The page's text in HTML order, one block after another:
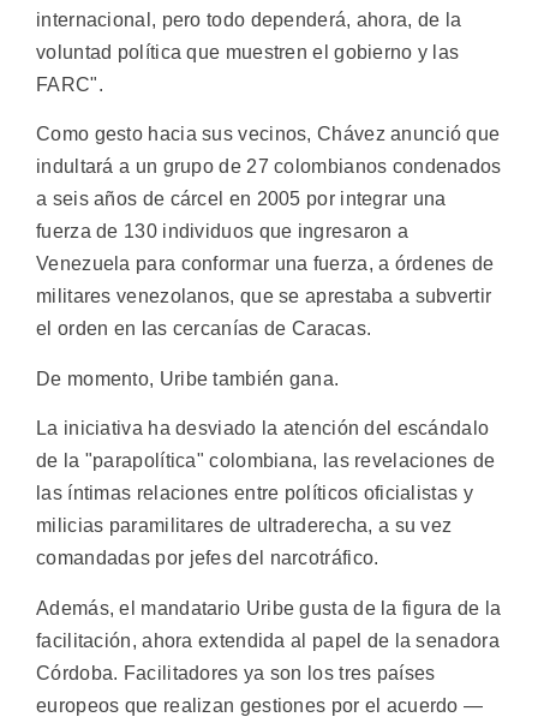
internacional, pero todo dependerá, ahora, de la
voluntad política que muestren el gobierno y las
FARC".
Como gesto hacia sus vecinos, Chávez anunció que
indultará a un grupo de 27 colombianos condenados
a seis años de cárcel en 2005 por integrar una
fuerza de 130 individuos que ingresaron a
Venezuela para conformar una fuerza, a órdenes de
militares venezolanos, que se aprestaba a subvertir
el orden en las cercanías de Caracas.
De momento, Uribe también gana.
La iniciativa ha desviado la atención del escándalo
de la "parapolítica" colombiana, las revelaciones de
las íntimas relaciones entre políticos oficialistas y
milicias paramilitares de ultraderecha, a su vez
comandadas por jefes del narcotráfico.
Además, el mandatario Uribe gusta de la figura de la
facilitación, ahora extendida al papel de la senadora
Córdoba. Facilitadores ya son los tres países
europeos que realizan gestiones por el acuerdo —